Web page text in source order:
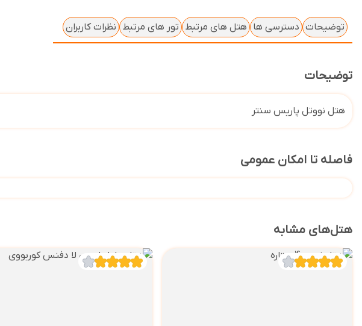
توضیحات دسترسی ها هتل های مرتبط تور های مرتبط نظرات کاربران
توضیحات
هتل نووتل پاریس سنتر
فاصله تا امکان عمومی
هتل‌های مشابه